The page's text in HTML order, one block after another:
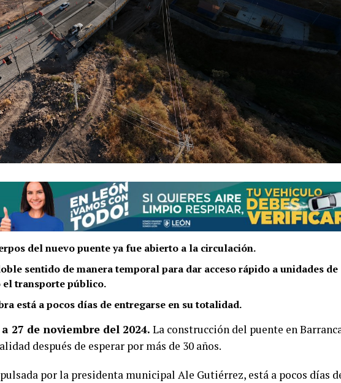
del nuevo puente ya fue abierto a la circulación.
sentido de manera temporal para dar acceso rápido a unidades de
el transporte público.
está a pocos días de entregarse en su totalidad.
27 de noviembre del 2024. La construcción del puente en
después de esperar por más de 30 años.
por la presidenta municipal Ale Gutiérrez, está a pocos días